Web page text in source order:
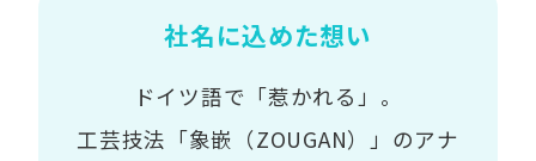
社名に込めた想い
ドイツ語で「惹かれる」。
工芸技法「象嵌（ZOUGAN）」のアナ